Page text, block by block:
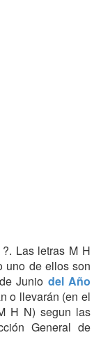
Las letras M H
uno de ellos son
Junio del Año
o llevarán (en el
H N) segun las
General de